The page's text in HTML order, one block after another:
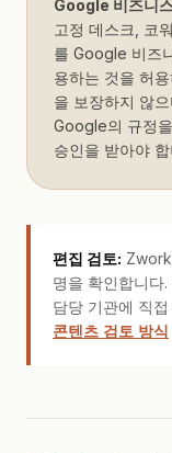
Google 비즈니
고정 데스크, 코
를 Google 비즈
용하는 것을 허
을 보장하지 않
Google의 규정
승인을 받아야 합
편집 검토:
명을 확인합니다
담당 기관에 직
콘텐츠 검토 방식